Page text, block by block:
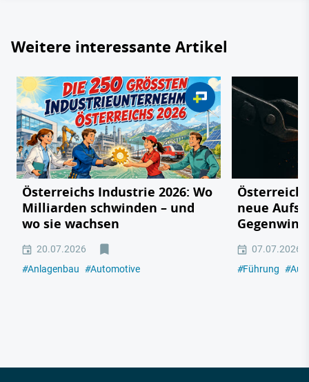
Weitere interessante Artikel
Österreichs Industrie 2026: Wo
Milliarden schwinden – und
wo sie wachsen
20.07.2026
#Anlagenbau #Automotive
neue
Gegenwind
07.07.2026
#Führung #